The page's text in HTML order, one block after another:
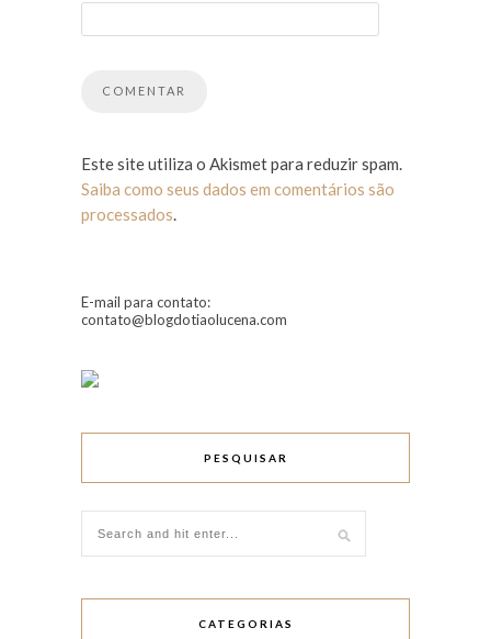
Este site utiliza o Akismet para reduzir spam.
Saiba como seus dados em comentários são
processados.
E-mail para contato:
contato@blogdotiaolucena.com
PESQUISAR
CATEGORIAS